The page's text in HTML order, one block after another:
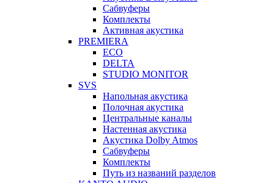
Сабвуферы
Комплекты
Активная акустика
PREMIERA
ECO
DELTA
STUDIO MONITOR
SVS
Напольная акустика
Полочная акустика
Центральные каналы
Настенная акустика
Акустика Dolby Atmos
Сабвуферы
Комплекты
Путь из названий разделов